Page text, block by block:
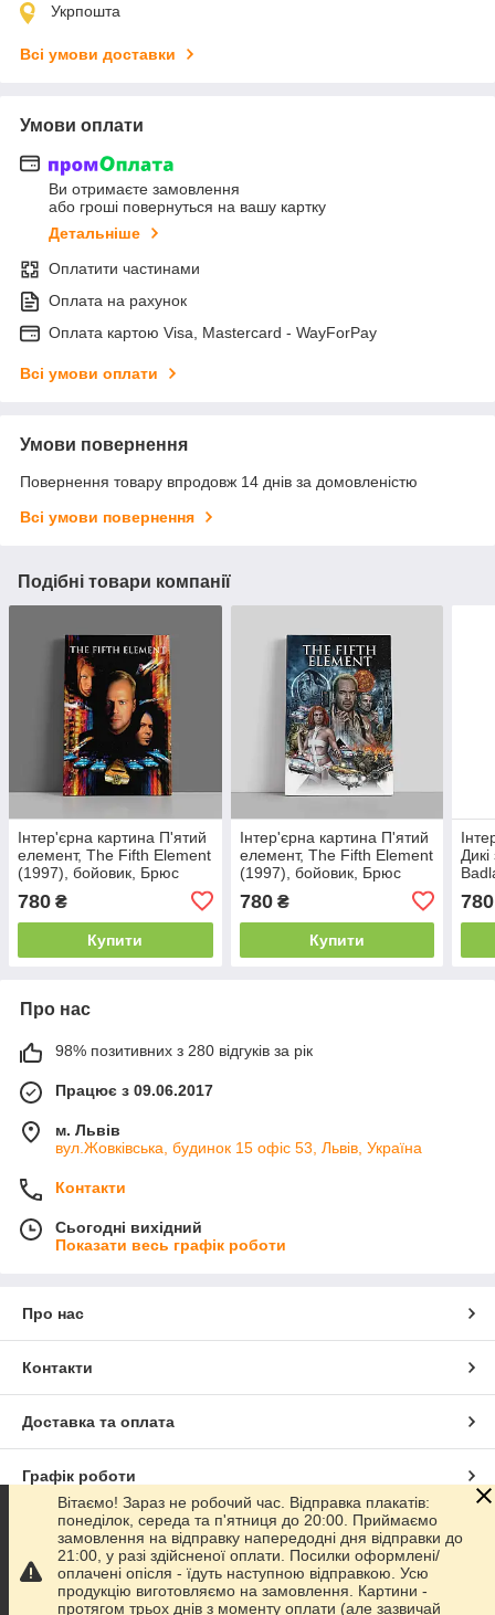
Укрпошта
Всі умови доставки
Умови оплати
Ви отримаєте замовлення
або гроші повернуться на вашу картку
Детальніше
Оплатити частинами
Оплата на рахунок
Оплата картою Visa, Mastercard - WayForPay
Всі умови оплати
Умови повернення
Повернення товару впродовж 14 днів за домовленістю
Всі умови повернення
Подібні товари компанії
Інтер'єрна картина П'ятий
елемент, The Fifth Element
(1997), бойовик, Брюс
780 ₴
Купити
Інтер'єрна картина П'ятий
елемент, The Fifth Element
(1997), бойовик, Брюс
780₴
Купити
780
Про нас
98% позитивних з 280 відгуків за рік
Працює з 09.06.2017
м. Львів
вул.Жовківська, будинок 15 офіс 53, Львів, Україна
Контакти
Сьогодні вихідний
Показати весь графік роботи
Про нас
Контакти
Доставка та оплата
Графік роботи
Повна версія сайту
Сайт створено на маркетплейсіProm.ua
Вітаємо! Зараз не робочий час. Відправка плакатів:
понеділок, середа та п'ятниця до 20:00. Приймаємо
замовлення на відправку напередодні дня відправки до
21:00, у разі здійсненої оплати. Посилки оформлені/
оплачені опісля - їдуть наступною відправкою. Усю
продукцію виготовляємо на замовлення. Картини -
протягом трьох днів з моменту оплати (але зазвичай